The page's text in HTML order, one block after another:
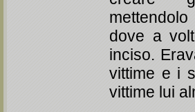
dove a
inciso.
vittime e i
vittime lui